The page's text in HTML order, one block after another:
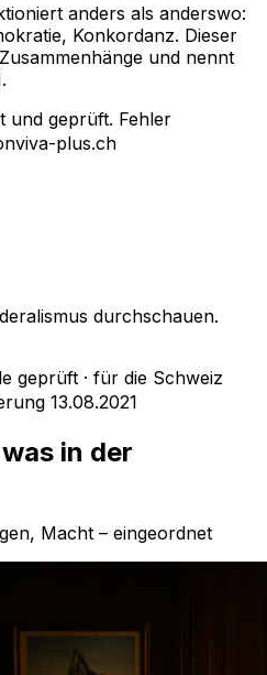
anders als anderswo:
Konkordanz. Dieser
und nennt
und geprüft. Fehler
plus.ch
durchschauen.
geprüft · für die Schweiz
13.08.2021
in der
Macht – eingeordnet